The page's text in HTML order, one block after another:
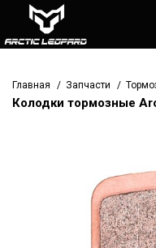
Главная Запчасти
Колодки тормозные